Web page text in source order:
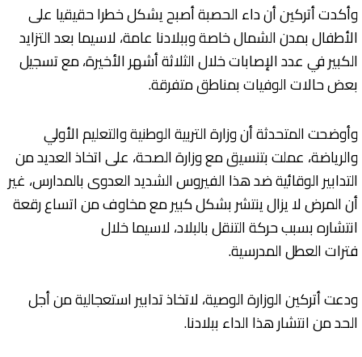
وأكدت أتركين أن داء الحصبة أصبح يشكل خطرا حقيقيا على
الأطفال بمدن الشمال خاصة وببلادنا عامة، لاسيما بعد التزايد
الكبير في عدد الإصابات خلال الثلاثة أشهر الأخيرة، مع تسجيل
بعض حالات الوفيات بمناطق متفرقة.
وأوضحت المتحدثة أن وزارة التربية الوطنية والتعليم الأولي
والرياضة، عملت بتنسيق مع وزارة الصحة، على اتخاذ العديد من
التدابير الوقائية ضد هذا الفيروس الشديد العدوى بالمدارس، غير
أن المرض لا يزال ينتشر بشكل كبير مع مخاوف من اتساع رقعة
انتشاره بسبب حركة التنقل بالبلاد، لاسيما خلال
فترات العطل المدرسية.
ودعت أتركين الوزارة الوصية، لاتخاذ تدابير استعجالية من أجل
الحد من انتشار هذا الداء ببلادنا.